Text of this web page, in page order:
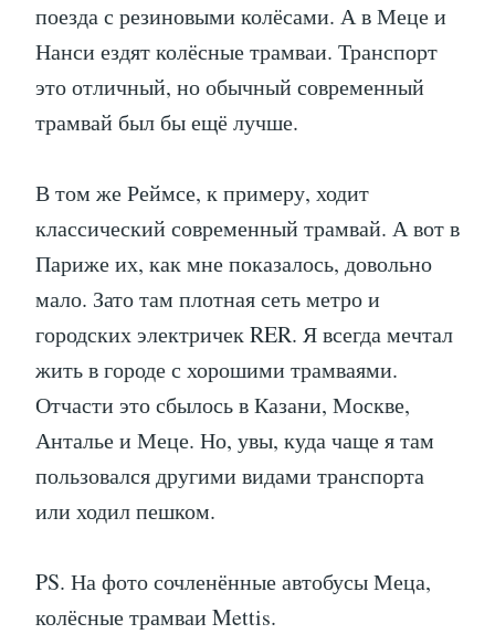
поезда с резиновыми колёсами. А в Меце и
Нанси ездят колёсные трамваи. Транспорт
это отличный, но обычный современный
трамвай был бы ещё лучше.
В том же Реймсе, к примеру, ходит
классический современный трамвай. А вот в
Париже их, как мне показалось, довольно
мало. Зато там плотная сеть метро и
городских электричек RER. Я всегда мечтал
жить в городе с хорошими трамваями.
Отчасти это сбылось в Казани, Москве,
Анталье и Меце. Но, увы, куда чаще я там
пользовался другими видами транспорта
или ходил пешком.
PS. На фото сочленённые автобусы Меца,
колёсные трамваи Mettis.